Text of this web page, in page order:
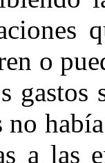
o
gastos
no
a las